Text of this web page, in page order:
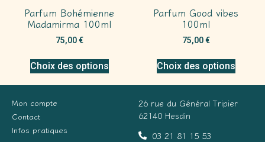
Parfum Bohémienne
Madamirma 100ml
75,00€
Choix des options
Parfum Good vibes
100ml
75,00€
Choix des options
Mon compte
Contact
Infos pratiques
26 rue du Général Tripier
62140 Hesdin
03 21 81 15 53